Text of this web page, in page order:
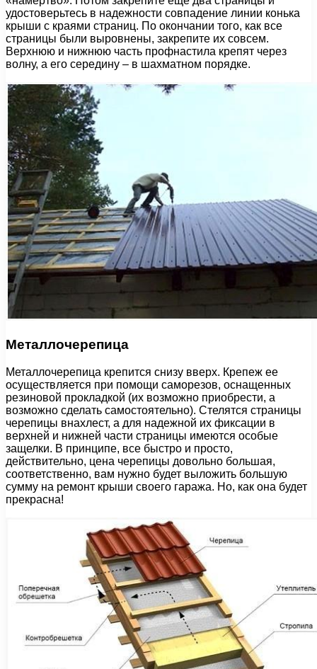
удостоверьтесь в надежности совпадение линии конька
крыши с краями страниц. По окончании того, как все
страницы были выровнены, закрепите их совсем.
Верхнюю и нижнюю часть профнастила крепят через
волну, а его середину – в шахматном порядке.
Металлочерепица
Металлочерепица крепится снизу вверх. Крепеж ее
осуществляется при помощи саморезов, оснащенных
резиновой прокладкой (их возможно приобрести, а
возможно сделать самостоятельно). Стелятся страницы
черепицы внахлест, а для надежной их фиксации в
верхней и нижней части страницы имеются особые
защелки. В принципе, все быстро и просто,
действительно, цена черепицы довольно большая,
соответственно, вам нужно будет выложить большую
сумму на ремонт крыши своего гаража. Но, как она будет
прекрасна!